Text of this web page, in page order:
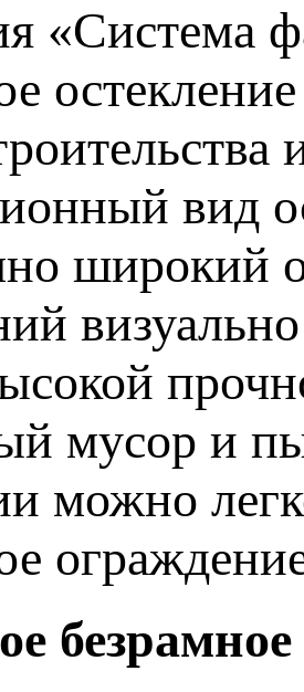
«Система
вид
широкий
мусор и
можно